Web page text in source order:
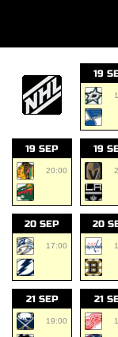
19
19 SEP
20:00
19
20 SEP
17:00
20
21 SEP
19:00
21